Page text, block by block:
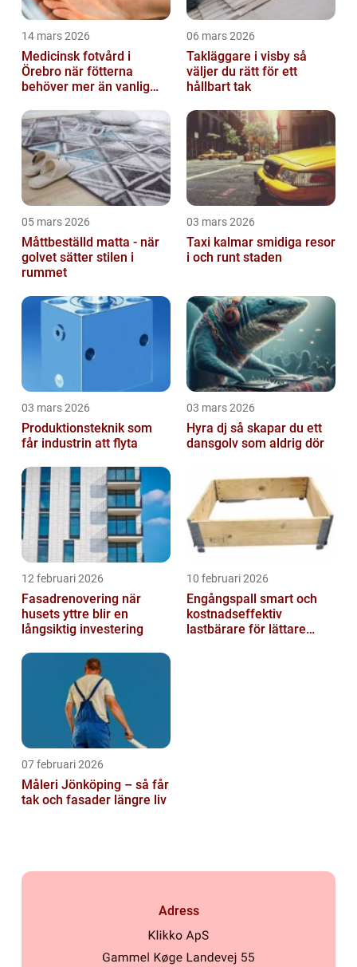
14 mars 2026
Medicinsk fotvård i
Örebro när fötterna
behöver mer än vanlig
06 mars 2026
Takläggare i visby så
väljer du rätt för ett
hållbart tak
05 mars 2026
Måttbeställd matta - när
golvet sätter stilen i
rummet
03 mars 2026
Taxi kalmar smidiga resor
i och runt staden
03 mars 2026
Produktionsteknik som
får industrin att flyta
03 mars 2026
Hyra dj så skapar du ett
dansgolv som aldrig dör
12 februari 2026
Fasadrenovering när
husets yttre blir en
långsiktig investering
10 februari 2026
Engångspall smart och
kostnadseffektiv
lastbärare för lättare
07 februari 2026
Måleri Jönköping – så får
tak och fasader längre liv
Adress